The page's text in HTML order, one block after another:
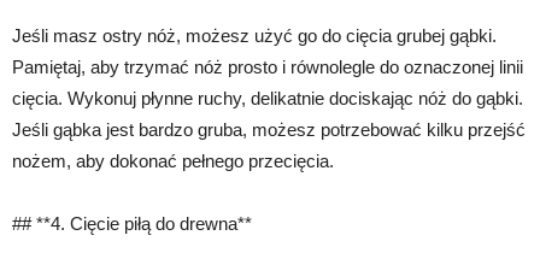
Jeśli masz ostry nóż, możesz użyć go do cięcia grubej gąbki.
Pamiętaj, aby trzymać nóż prosto i równolegle do oznaczonej linii
cięcia. Wykonuj płynne ruchy, delikatnie dociskając nóż do gąbki.
Jeśli gąbka jest bardzo gruba, możesz potrzebować kilku przejść
nożem, aby dokonać pełnego przecięcia.
## **4. Cięcie piłą do drewna**